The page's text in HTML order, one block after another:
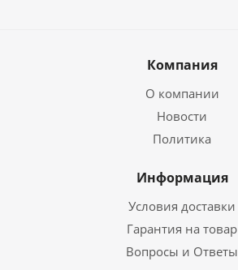
Компания
О компании
Новости
Политика
Информация
Условия доставки
Гарантия на товар
Вопросы и Ответы